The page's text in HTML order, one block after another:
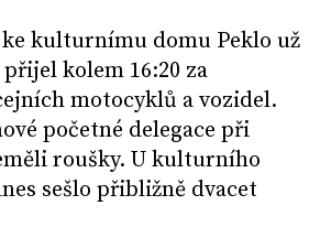
kulturnímu domu Peklo už
kolem 16:20 za
motocyklů a vozidel.
početné delegace při
roušky. U kulturního
sešlo přibližně dvacet